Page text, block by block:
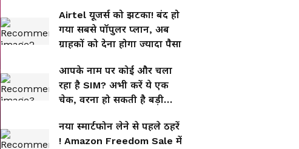
Airtel यूजर्स को झटका! बंद हो
गया सबसे पॉपुलर प्लान, अब
ग्राहकों को देना होगा ज्यादा पैसा
आपके नाम पर कोई और चला
रहा है SIM? अभी करें ये एक
चेक, वरना हो सकती है बड़ी
नया स्मार्टफोन लेने से पहले ठहरें
! Amazon Freedom Sale में